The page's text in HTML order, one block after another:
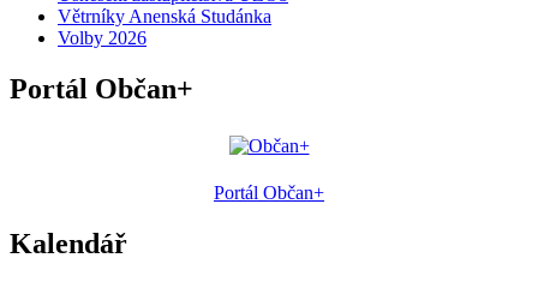
Větrníky Anenská Studánka
Volby 2026
Portál Občan+
Portál Občan+
Kalendář